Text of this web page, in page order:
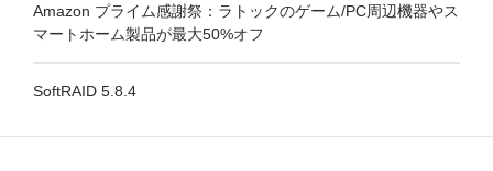
Amazon プライム感謝祭：ラトックのゲーム/PC周辺機器やス
マートホーム製品が最大50%オフ
SoftRAID 5.8.4